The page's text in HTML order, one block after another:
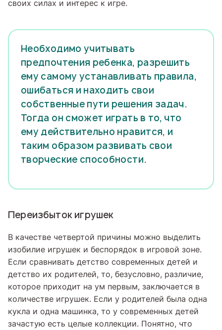
своих силах и интерес к игре.
Необходимо учитывать
предпочтения ребенка, разрешить
ему самому устанавливать правила,
ошибаться и находить свои
собственные пути решения задач.
Тогда он сможет играть в то, что
ему действительно нравится, и
таким образом развивать свои
творческие способности.
Переизбыток игрушек
В качестве четвертой причины можно выделить
изобилие игрушек и беспорядок в игровой зоне.
Если сравнивать детство современных детей и
детство их родителей, то, безусловно, различие,
которое приходит на ум первым, заключается в
количестве игрушек. Если у родителей была одна
кукла и одна машинка, то у современных детей
зачастую есть целые коллекции. Понятно, что